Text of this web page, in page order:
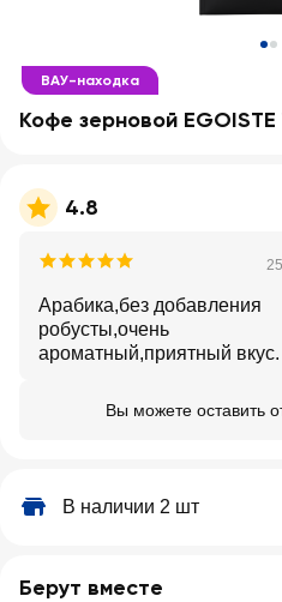
ВАУ-находка
Кофе зерновой
4.8
Арабика,без добавления
робусты,очень
ароматный,приятный вкус.
Вы можете оставить
В наличии 2 шт
Берут вместе